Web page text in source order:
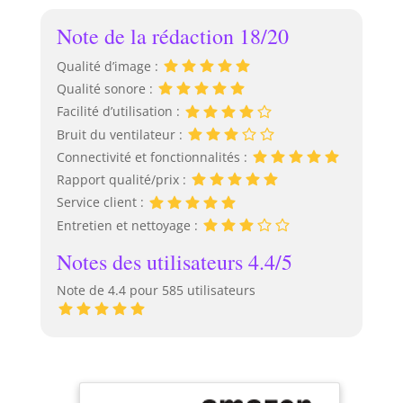
Note de la rédaction 18/20
Qualité d’image :
Qualité sonore :
Facilité d’utilisation :
Bruit du ventilateur :
Connectivité et fonctionnalités :
Rapport qualité/prix :
Service client :
Entretien et nettoyage :
Notes des utilisateurs 4.4/5
Note de 4.4 pour 585 utilisateurs